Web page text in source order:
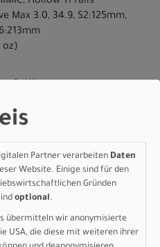
Max 3.0, 34.9, S2:125mm,
oz)
GmbH
Partner verarbeiten Daten
Website. Einige sind für den
Gründen
optional.
übermitteln wir anonymisierte
USA, die diese mit weiteren ihrer